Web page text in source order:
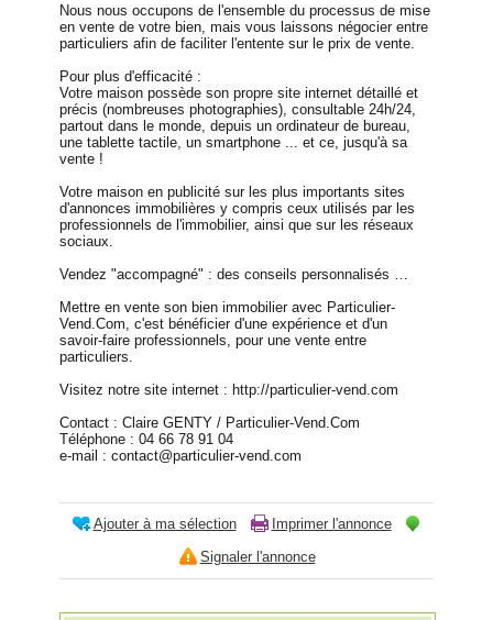
Nous nous occupons de l'ensemble du processus de mise
en vente de votre bien, mais vous laissons négocier entre
particuliers afin de faciliter l'entente sur le prix de vente.
Pour plus d'efficacité :
Votre maison possède son propre site internet détaillé et
précis (nombreuses photographies), consultable 24h/24,
partout dans le monde, depuis un ordinateur de bureau,
une tablette tactile, un smartphone ... et ce, jusqu'à sa
vente !
Votre maison en publicité sur les plus importants sites
d'annonces immobilières y compris ceux utilisés par les
professionnels de l'immobilier, ainsi que sur les réseaux
sociaux.
Vendez "accompagné" : des conseils personnalisés …
Mettre en vente son bien immobilier avec Particulier-
Vend.Com, c'est bénéficier d'une expérience et d'un
savoir-faire professionnels, pour une vente entre
particuliers.
Visitez notre site internet : http://particulier-vend.com
Contact : Claire GENTY / Particulier-Vend.Com
Téléphone : 04 66 78 91 04
e-mail : contact@particulier-vend.com
Ajouter à ma sélection
Imprimer l'annonce
Signaler l'annonce